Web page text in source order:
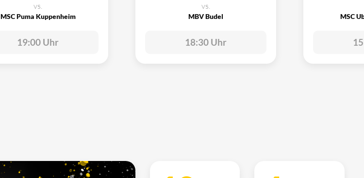
vs.
MSC Puma Kuppenheim
19:00 Uhr
vs.
MBV Budel
18:30 Uhr
MSC